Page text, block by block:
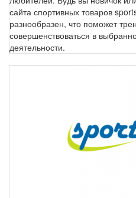
сайта спортивных товаров
разнообразен, что поможет
совершенствоваться в
деятельности.